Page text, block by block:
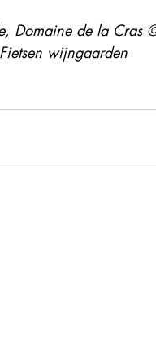
Domaine de la Cras
wijngaarden